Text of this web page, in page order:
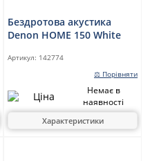
Бездротова акустика
Denon HOME 150 White
Артикул: 142774
⚖ Порівняти
Немає в
наявності
Характеристики